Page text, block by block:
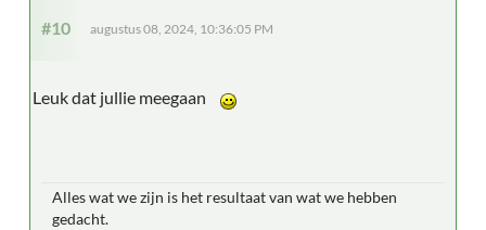
#10 augustus 08, 2024, 10:36:05 PM
Leuk dat jullie meegaan
Alles wat we zijn is het resultaat van wat we hebben
gedacht.